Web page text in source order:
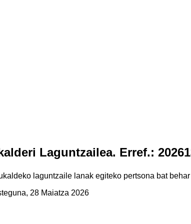
Laguntzailea. Erref.:
laguntzaile lanak egiteko pertsona bat
28 Maiatza 2026